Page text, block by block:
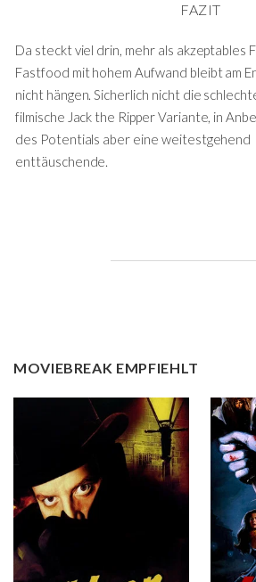
FAZIT
Da steckt viel drin, mehr als akzeptables
Fastfood mit hohem Aufwand bleibt am
nicht hängen. Sicherlich nicht die
filmische Jack the Ripper Variante, in
des Potentials aber eine weitestgehend
enttäuschende.
MOVIEBREAK EMPFIEHLT